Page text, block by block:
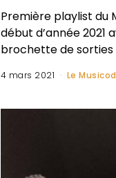
Première playlist du
début d’année 2021
brochette de
4 mars 2021 Le